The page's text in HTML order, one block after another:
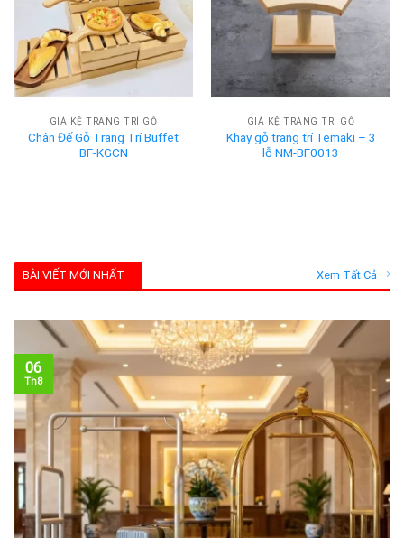
GIÁ KỆ TRANG TRÍ GỖ
Chân Đế Gỗ Trang Trí Buffet
BF-KGCN
GIÁ KỆ TRANG TRÍ GỖ
Khay gỗ trang trí Temaki – 3
lỗ NM-BF0013
BÀI VIẾT MỚI NHẤT Xem Tất Cả
06
Th8